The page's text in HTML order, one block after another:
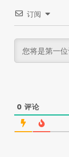
订阅
0 评论